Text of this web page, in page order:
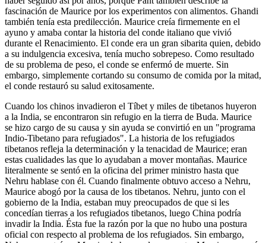
fascinación de Maurice por los experimentos con alimentos. Ghandi
también tenía esta predilección. Maurice creía firmemente en el
ayuno y amaba contar la historia del conde italiano que vivió
durante el Renacimiento. El conde era un gran sibarita quien, debido
a su indulgencia excesiva, tenía mucho sobrepeso. Como resultado
de su problema de peso, el conde se enfermó de muerte. Sin
embargo, simplemente cortando su consumo de comida por la mitad,
el conde restauró su salud exitosamente.
Cuando los chinos invadieron el Tíbet y miles de tibetanos huyeron
a la India, se encontraron sin refugio en la tierra de Buda. Maurice
se hizo cargo de su causa y sin ayuda se convirtió en un "programa
Indio-Tibetano para refugiados". La historia de los refugiados
tibetanos refleja la determinación y la tenacidad de Maurice; eran
estas cualidades las que lo ayudaban a mover montañas. Maurice
literalmente se sentó en la oficina del primer ministro hasta que
Nehru hablase con él. Cuando finalmente obtuvo acceso a Nehru,
Maurice abogó por la causa de los tibetanos. Nehru, junto con el
gobierno de la India, estaban muy preocupados de que si les
concedían tierras a los refugiados tibetanos, luego China podría
invadir la India. Ésta fue la razón por la que no hubo una postura
oficial con respecto al problema de los refugiados. Sin embargo,